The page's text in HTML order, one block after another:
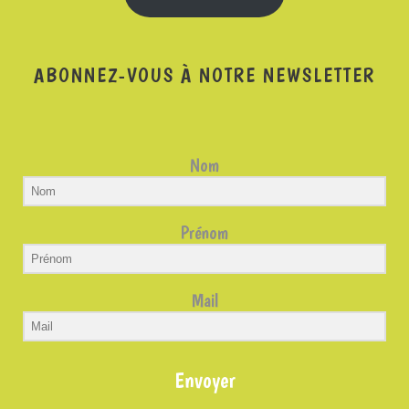
ABONNEZ-VOUS À NOTRE NEWSLETTER
Nom
Prénom
Mail
Envoyer